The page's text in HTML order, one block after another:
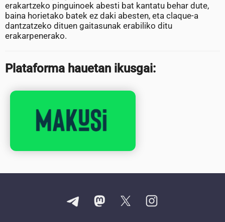
erakartzeko pinguinoek abesti bat kantatu behar dute,
baina horietako batek ez daki abesten, eta claque-a
dantzatzeko dituen gaitasunak erabiliko ditu
erakarpenerako.
Plataforma hauetan ikusgai: